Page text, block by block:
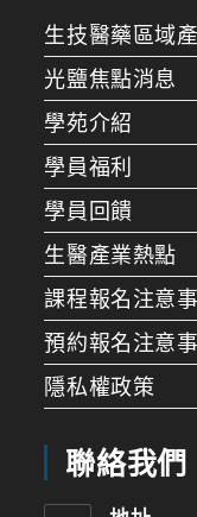
生技醫藥區域
光鹽焦點消息
學苑介紹
學員福利
學員回饋
生醫產業熱點
課程報名注意
預約報名注意
隱私權政策
聯絡我們